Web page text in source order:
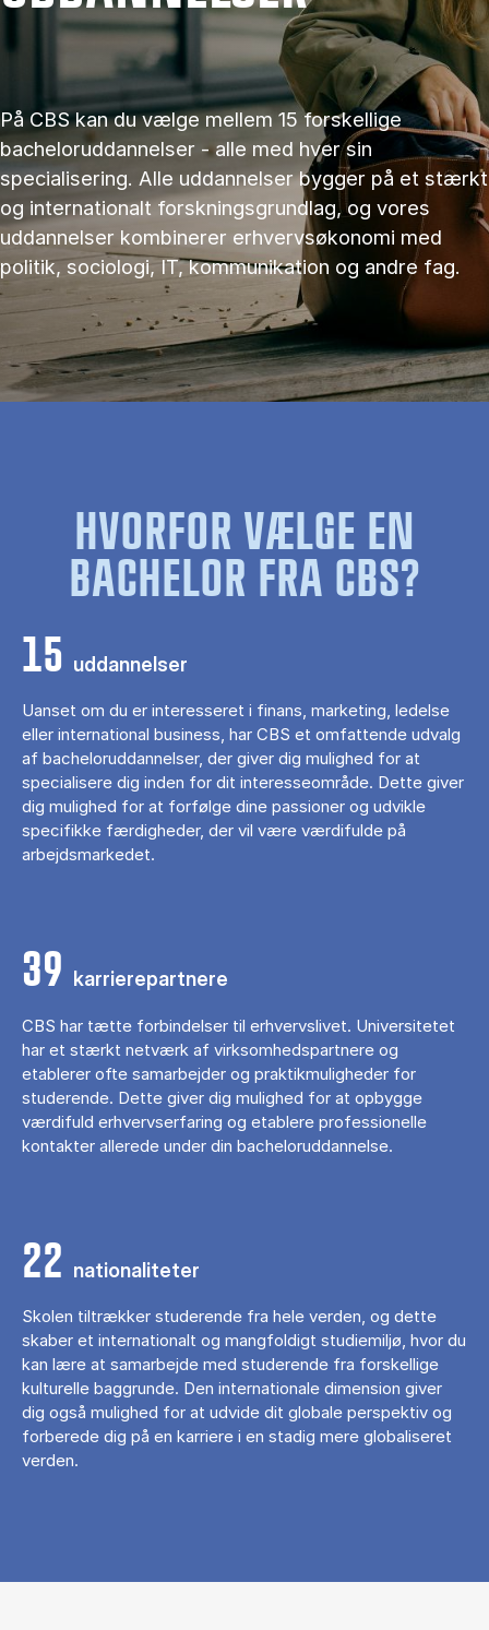
På CBS kan du vælge mellem 15 forskellige
bacheloruddannelser - alle med hver sin
specialisering. Alle uddannelser bygger på et stærkt
og internationalt forskningsgrundlag, og vores
uddannelser kombinerer erhvervsøkonomi med
politik, sociologi, IT, kommunikation og andre fag.
HVORFOR VÆLGE EN
BACHELOR FRA CBS?
15 uddannelser
Uanset om du er interesseret i finans, marketing, ledelse
eller international business, har CBS et omfattende udvalg
af bacheloruddannelser, der giver dig mulighed for at
specialisere dig inden for dit interesseområde. Dette giver
dig mulighed for at forfølge dine passioner og udvikle
specifikke færdigheder, der vil være værdifulde på
arbejdsmarkedet.
39 karrierepartnere
CBS har tætte forbindelser til erhvervslivet. Universitetet
har et stærkt netværk af virksomhedspartnere og
etablerer ofte samarbejder og praktikmuligheder for
studerende. Dette giver dig mulighed for at opbygge
værdifuld erhvervserfaring og etablere professionelle
kontakter allerede under din bacheloruddannelse.
22 nationaliteter
Skolen tiltrækker studerende fra hele verden, og dette
skaber et internationalt og mangfoldigt studiemiljø, hvor du
kan lære at samarbejde med studerende fra forskellige
kulturelle baggrunde. Den internationale dimension giver
dig også mulighed for at udvide dit globale perspektiv og
forberede dig på en karriere i en stadig mere globaliseret
verden.